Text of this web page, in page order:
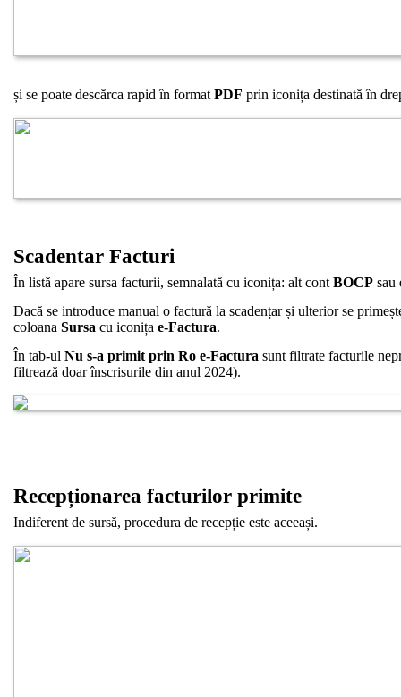
și se poate descărca rapid în format PDF prin iconița destinată în
Scadentar Facturi
În listă apare sursa facturii, semnalată cu iconița: alt cont BOCP sau
Dacă se introduce manual o factură la scadențar și ulterior se
coloana Sursa cu iconița e-Factura.
În tab-ul Nu s-a primit prin Ro e-Factura sunt filtrate facturile
filtrează doar înscrisurile din anul 2024).
Recepționarea facturilor primite
Indiferent de sursă, procedura de recepție este aceeași.